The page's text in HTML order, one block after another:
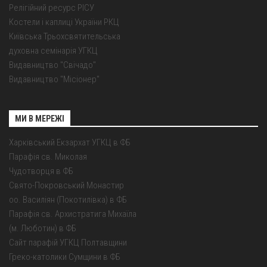
Релігійний ресурс РІСУ
Костели і каплиці України РКЦ
Київська Трьохсвятительська
духовна семінарія УГКЦ
Видавництво "Свічадо"
Видавництво "Місіонер"
МИ В МЕРЕЖІ
Харківський Екзархат УГКЦ в ФБ
Парафія св. Миколая
Чудотворця в ФБ
Свято-Покровський Монастир
оо. Василіян (Покотилівка) в ФБ
Парафія св. Архистратига Михаїла
(м. Люботин) в ФБ
Сайт парафій УГКЦ Полтавщини
Греко-католики Сумщини в ФБ